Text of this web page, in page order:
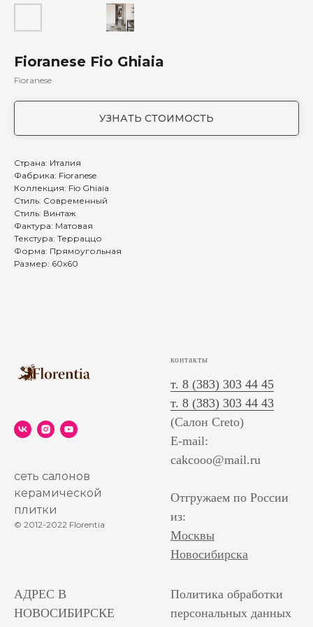
Fioranese Fio Ghiaia
Fioranese
УЗНАТЬ СТОИМОСТЬ
Страна: Италия
Фабрика: Fioranese
Коллекция: Fio Ghiaia
Стиль: Современный
Стиль: Винтаж
Фактура: Матовая
Текстура: Терраццо
Форма: Прямоугольная
Размер: 60x60
сеть салонов
керамической
плитки
© 2012-2022 Florentia
контакты
т. 8 (383) 303 44 45
т. 8 (383) 303 44 43
(Салон Creto)
E-mail:
cakcooo@mail.ru
Отгружаем по России
из:
Москвы
Новосибирска
АДРЕС В
НОВОСИБИРСКЕ
Политика обработки
персональных данных